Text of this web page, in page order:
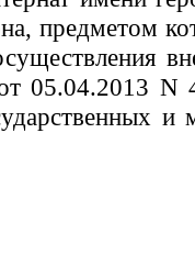
предметом
05.04.2013 N